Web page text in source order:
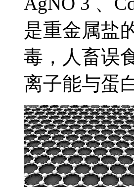
是重金属盐
毒，人畜误
离子能与蛋